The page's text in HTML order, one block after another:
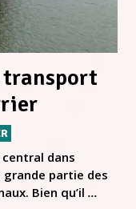
transport
dans
grande partie des
Bien qu’il ...